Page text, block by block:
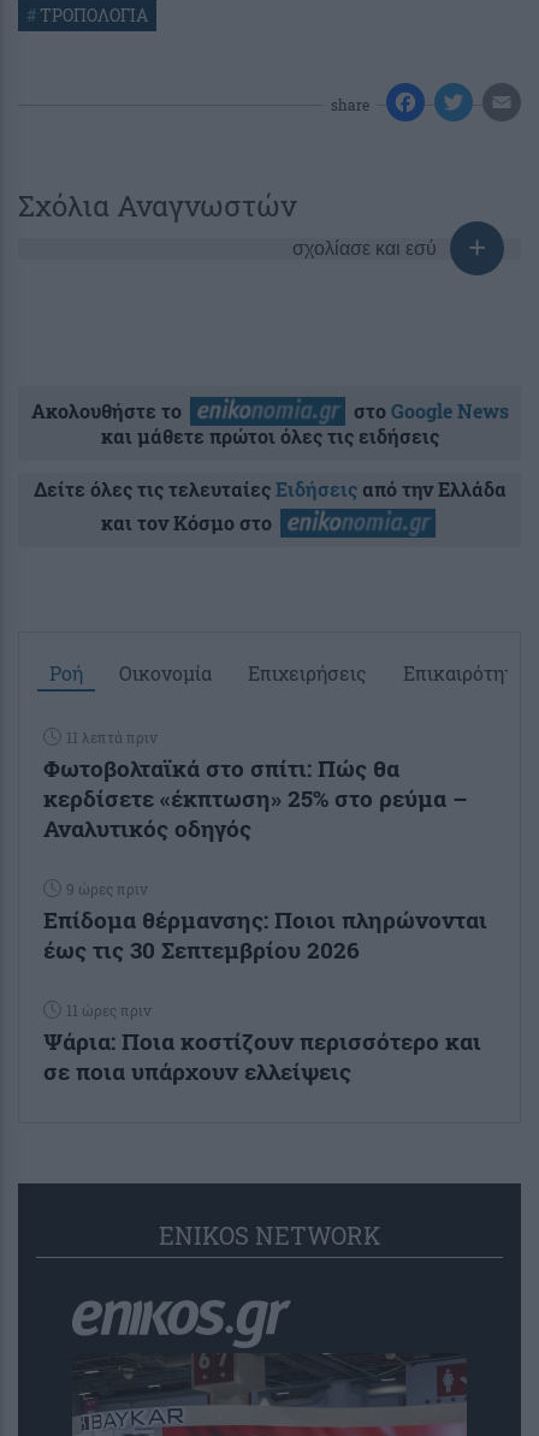
# ΤΡΟΠΟΛΟΓΙΑ
share
Σχόλια Αναγνωστών
σχολίασε και εσύ
Ακολουθήστε το στοGoogle News
και μάθετε πρώτοι όλες τις ειδήσεις
Δείτε όλες τις τελευταίεςΕιδήσειςαπό την Ελλάδα
και τον Κόσμο στο
Ροή Οικονομία Επιχειρήσεις Επικαιρότητα
11 λεπτά πριν
Φωτοβολταϊκά στο σπίτι: Πώς θα
κερδίσετε «έκπτωση» 25% στο ρεύμα –
Αναλυτικός οδηγός
9 ώρες πριν
Επίδομα θέρμανσης: Ποιοι πληρώνονται
έως τις 30 Σεπτεμβρίου 2026
11 ώρες πριν
Ψάρια: Ποια κοστίζουν περισσότερο και
σε ποια υπάρχουν ελλείψεις
ENIKOS NETWORK